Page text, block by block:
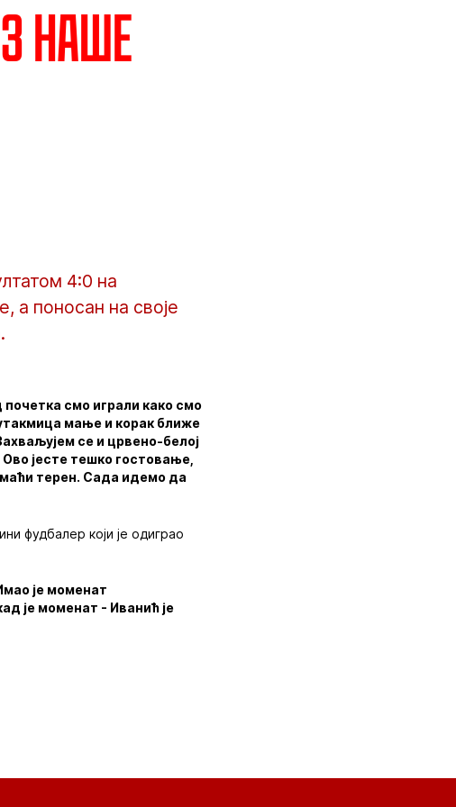
наше
4:0 на
а поносан на своје
смо играли како смо
мање и корак ближе
се и црвено-белој
јесте тешко гостовање,
терен. Сада идемо да
фудбалер који је одиграо
је моменат
је моменат - Иванић је